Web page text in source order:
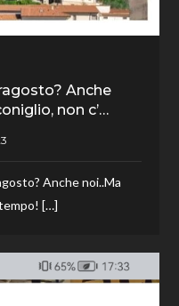
Anche
non c’…
Anche noi..Ma
[…]